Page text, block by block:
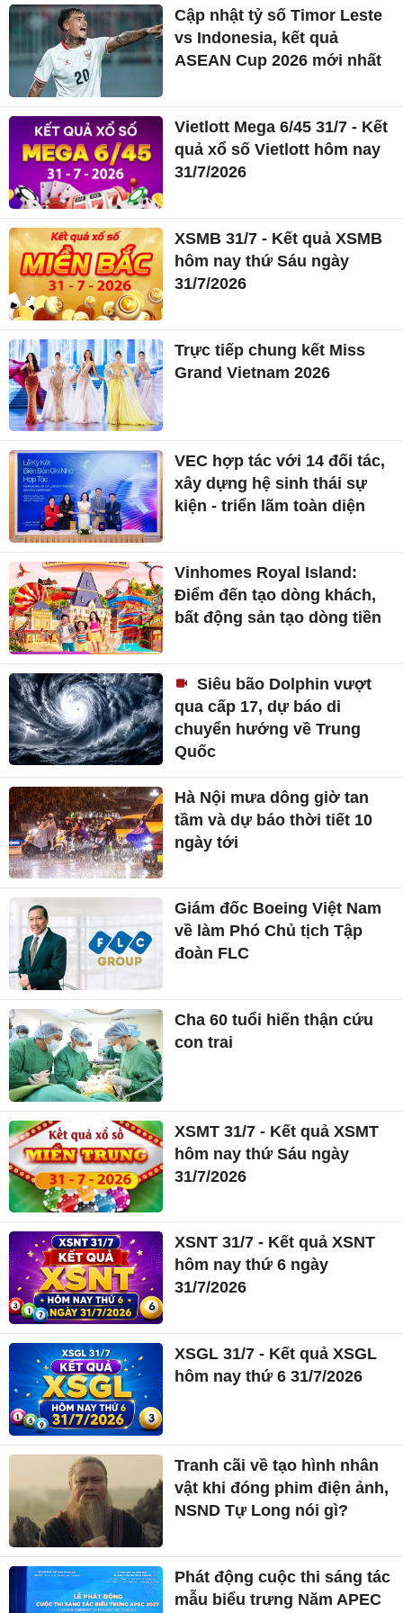
Cập nhật tỷ số Timor Leste
vs Indonesia, kết quả
ASEAN Cup 2026 mới nhất
Vietlott Mega 6/45 31/7 - Kết
quả xổ số Vietlott hôm nay
31/7/2026
XSMB 31/7 - Kết quả XSMB
hôm nay thứ Sáu ngày
31/7/2026
Trực tiếp chung kết Miss
Grand Vietnam 2026
VEC hợp tác với 14 đối tác,
xây dựng hệ sinh thái sự
kiện - triển lãm toàn diện
Vinhomes Royal Island:
Điểm đến tạo dòng khách,
bất động sản tạo dòng tiền
Siêu bão Dolphin vượt
qua cấp 17, dự báo di
chuyển hướng về Trung
Quốc
Hà Nội mưa dông giờ tan
tầm và dự báo thời tiết 10
ngày tới
Giám đốc Boeing Việt Nam
về làm Phó Chủ tịch Tập
đoàn FLC
Cha 60 tuổi hiến thận cứu
con trai
XSMT 31/7 - Kết quả XSMT
hôm nay thứ Sáu ngày
31/7/2026
XSNT 31/7 - Kết quả XSNT
hôm nay thứ 6 ngày
31/7/2026
XSGL 31/7 - Kết quả XSGL
hôm nay thứ 6 31/7/2026
Tranh cãi về tạo hình nhân
vật khi đóng phim điện ảnh,
NSND Tự Long nói gì?
Phát động cuộc thi sáng tác
mẫu biểu trưng Năm APEC